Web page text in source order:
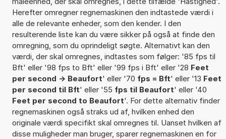
Herefter omregner regnemaskinen den indtastede værdi i
alle de relevante enheder, som den kender. I den
resulterende liste kan du være sikker på også at finde den
omregning, som du oprindeligt søgte. Alternativt kan den
værdi, der skal omregnes, indtastes som følger: '85 fps til
Bft' eller '98 fps to Bft' eller '99 fps i Bft' eller '28 Feet
per second -> Beaufort' eller '70 fps = Bft' eller '13 Feet
per second til Bft' eller '55 fps til Beaufort' eller '40
Feet per second to Beaufort'. For dette alternativ finder
regnemaskinen også straks ud af, hvilken enhed den
originale værdi specifikt skal omregnes til. Uanset hvilken af
disse muligheder man bruger, sparer regnemaskinen en for